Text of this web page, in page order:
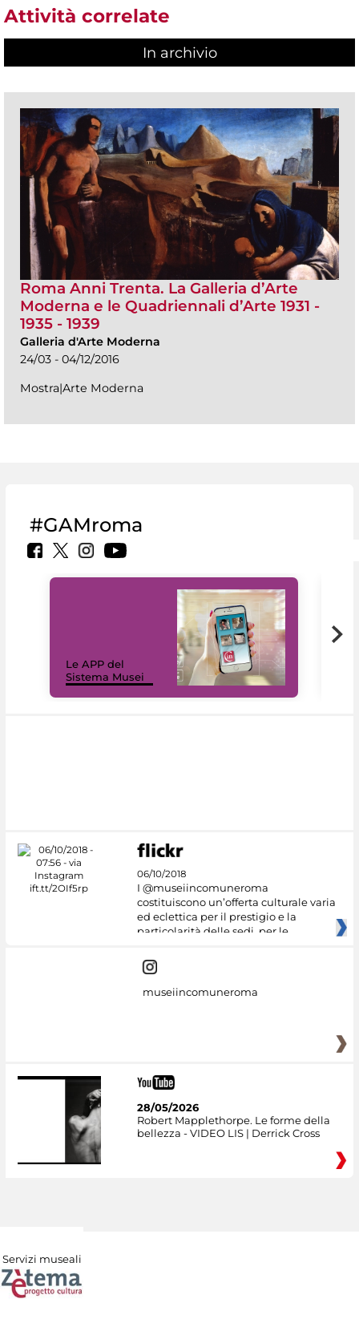
Attività correlate
In archivio
Roma Anni Trenta. La Galleria d’Arte
Moderna e le Quadriennali d’Arte 1931 -
1935 - 1939
Galleria d'Arte Moderna
24/03 - 04/12/2016
Mostra|Arte Moderna
#GAMroma
Le APP del
Sistema Musei
06/10/2018
I @museiincomuneroma
costituiscono un’offerta culturale varia
ed eclettica per il prestigio e la
particolarità delle sedi, per le
museiincomuneroma
28/05/2026
Robert Mapplethorpe. Le forme della
bellezza - VIDEO LIS | Derrick Cross
Servizi museali